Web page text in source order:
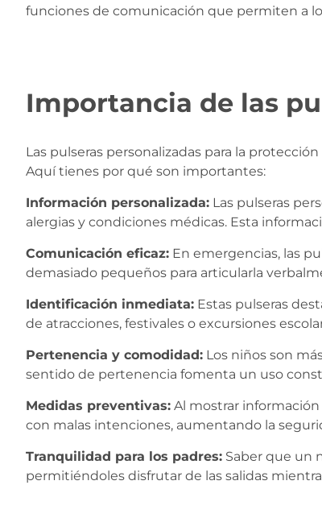
funciones de comunicación que permiten a
Importancia de las
Las pulseras personalizadas para la
Aquí tienes por qué son importantes:
Información personalizada: Las pulseras
alergias y condiciones médicas. Esta
Comunicación eficaz: En emergencias, las
demasiado pequeños para articularla
Identificación inmediata: Estas pulseras
de atracciones, festivales o excursiones
Pertenencia y comodidad: Los niños son
sentido de pertenencia fomenta un uso
Medidas preventivas: Al mostrar
con malas intenciones, aumentando la
Tranquilidad para los padres: Saber que un
permitiéndoles disfrutar de las salidas